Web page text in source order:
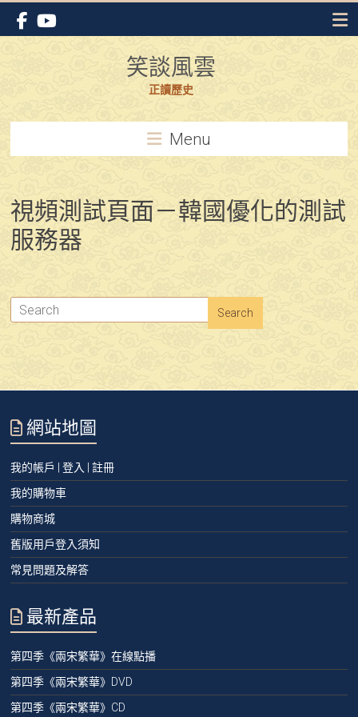
Skip
content
笑談風雲
正讀歷史
Menu
視頻測試頁面－韓國優化的測試
服務器
網站地圖
我的帳戶 | 登入 | 註冊
我的購物車
購物商城
舊版用戶登入須知
常見問題及解答
最新產品
第四季《兩宋繁華》在線點播
第四季《兩宋繁華》DVD
第四季《兩宋繁華》CD